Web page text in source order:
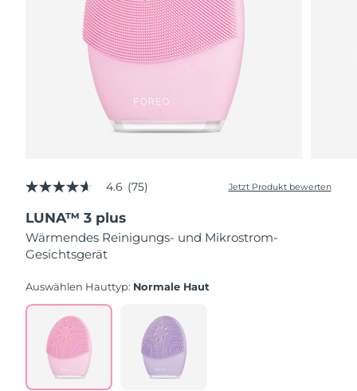
4.6
5
Sternen,
Durchschnittswert
der
Read
75
Reviews.
derselben
Seite.
4.6 (75) Jetzt Produkt bewerten
LUNA™ 3 plus
Wärmendes Reinigungs- und Mikrostrom-
Gesichtsgerät
Auswählen Hauttyp: Normale Haut